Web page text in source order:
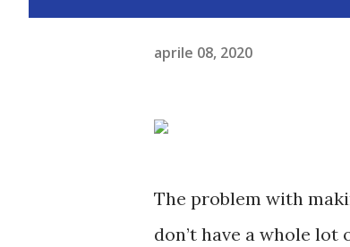
aprile 08, 2020
The problem with
don’t have a whole